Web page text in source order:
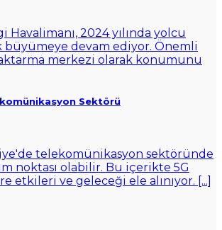
Havalimanı, 2024 yılında yolcu
büyümeye devam ediyor. Önemli
merkezi olarak konumunu
Sektörü
telekomünikasyon sektöründe
noktası olabilir. Bu içerikte 5G
etkileri ve geleceği ele alınıyor. [...]